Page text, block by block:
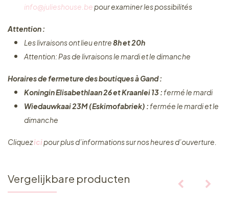
info@julieshouse.bepour examiner les possibilités
Attention :
Les livraisons ont lieu entre8h et 20h
Attention: Pas de livraisons le mardi et le dimanche
Horaires de fermeture des boutiques à Gand :
Koningin Elisabethlaan 26 et Kraanlei 13 :fermé le mardi
Wiedauwkaai 23M (Eskimofabriek) :fermée le mardi et le
dimanche
Cliquez ​icipour plus d’informations sur nos heures d’ouverture.
Vergelijkbare producten